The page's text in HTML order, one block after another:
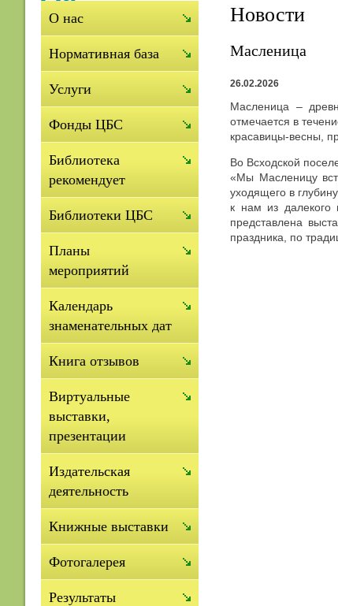
Новости
Масленица
26.02.2026
Масленица –
отмечается в
красавицы-весны,
Во Всходской
«Мы Масленицу
уходящего в
к нам из
представлена
праздника, по
О нас
Нормативная база
Услуги
Фонды ЦБС
Библиотека
рекомендует
Библиотеки ЦБС
Планы
мероприятий
Календарь
знаменательных дат
Книга отзывов
Виртуальные
выставки,
презентации
Издательская
деятельность
Книжные выставки
Фотогалерея
Результаты